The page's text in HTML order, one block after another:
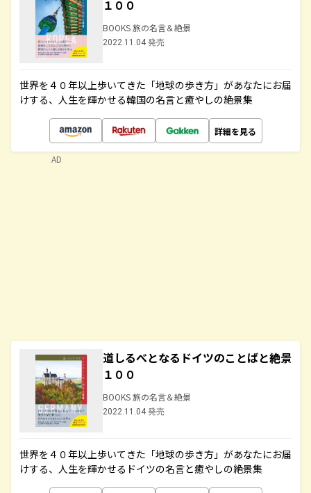
１００
BOOKS 旅の名言＆絶景
2022.11.04 発売
世界を４０年以上歩いてきた「地球の歩き方」があなたにお届
けする、人生を輝かせる韓国の名言と癒やしの絶景集
詳細を見る
道しるべとなるドイツのことばと絶景
１００
BOOKS 旅の名言＆絶景
2022.11.04 発売
世界を４０年以上歩いてきた「地球の歩き方」があなたにお届
けする、人生を輝かせるドイツの名言と癒やしの絶景集
AD